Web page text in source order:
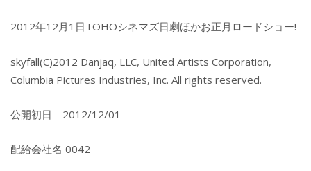
2012年12月1日TOHOシネマズ日劇ほかお正月ロードショー!
skyfall(C)2012 Danjaq, LLC, United Artists Corporation,
Columbia Pictures Industries, Inc. All rights reserved.
公開初日 2012/12/01
配給会社名 0042